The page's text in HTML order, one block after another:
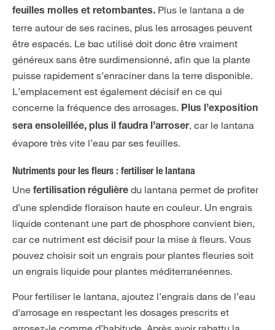
feuilles molles et retombantes. Plus le lantana a de
terre autour de ses racines, plus les arrosages peuvent
être espacés. Le bac utilisé doit donc être vraiment
généreux sans être surdimensionné, afin que la plante
puisse rapidement s’enraciner dans la terre disponible.
L’emplacement est également décisif en ce qui
concerne la fréquence des arrosages. Plus l’exposition
sera ensoleillée, plus il faudra l’arroser, car le lantana
évapore très vite l’eau par ses feuilles.
Nutriments pour les fleurs : fertiliser le lantana
Une fertilisation régulière du lantana permet de profiter
d’une splendide floraison haute en couleur. Un engrais
liquide contenant une part de phosphore convient bien,
car ce nutriment est décisif pour la mise à fleurs. Vous
pouvez choisir soit un engrais pour plantes fleuries soit
un engrais liquide pour plantes méditerranéennes.
Pour fertiliser le lantana, ajoutez l’engrais dans de l’eau
d'arrosage en respectant les dosages prescrits et